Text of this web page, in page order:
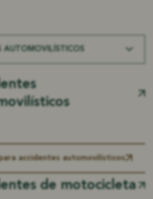
AUTOMOVILÍSTICOS
accidentes automovilísticos
de motocicleta